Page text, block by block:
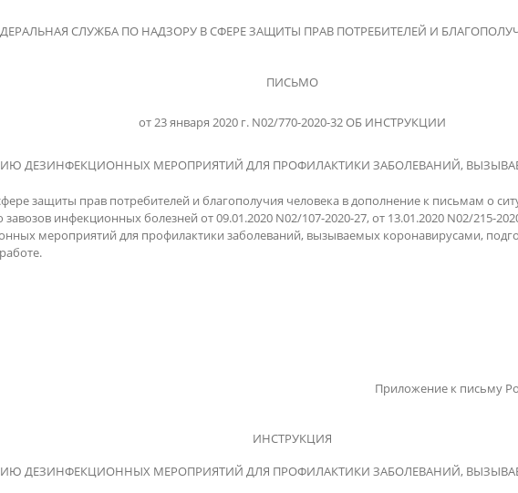
СЛУЖБА ПО НАДЗОРУ В СФЕРЕ ЗАЩИТЫ ПРАВ ПОТРЕБИТЕЛЕЙ И
ПИСЬМО
от 23 января 2020 г. N02/770-2020-32 ОБ ИНСТРУКЦИИ
ДЕЗИНФЕКЦИОННЫХ МЕРОПРИЯТИЙ ДЛЯ ПРОФИЛАКТИКИ ЗАБОЛЕВАНИЙ,
защиты прав потребителей и благополучия человека в дополнение к письмам о
инфекционных болезней от 09.01.2020 N02/107-2020-27, от 13.01.2020 N02/215-
мероприятий для профилактики заболеваний, вызываемых коронавирусами,
Приложение к письму
ИНСТРУКЦИЯ
ДЕЗИНФЕКЦИОННЫХ МЕРОПРИЯТИЙ ДЛЯ ПРОФИЛАКТИКИ ЗАБОЛЕВАНИЙ,